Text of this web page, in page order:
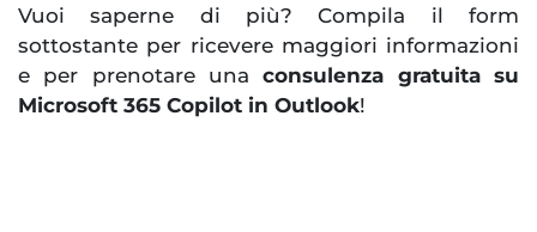
Vuoi saperne di più? Compila il form
sottostante per ricevere maggiori informazioni
e per prenotare unaconsulenza gratuita su
Microsoft 365 Copilot in Outlook!